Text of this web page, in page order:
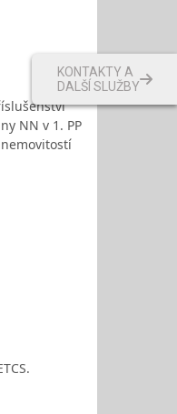
NN v 1. PP
KONTAKTY A
DALŠÍ SLUŽBY